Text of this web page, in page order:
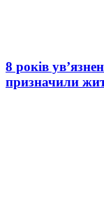
8 років
призначили